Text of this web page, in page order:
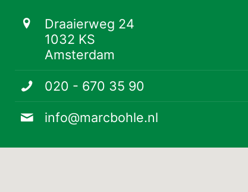
Draaierweg 24
1032 KS
Amsterdam
020 - 670 35 90
info@marcbohle.nl